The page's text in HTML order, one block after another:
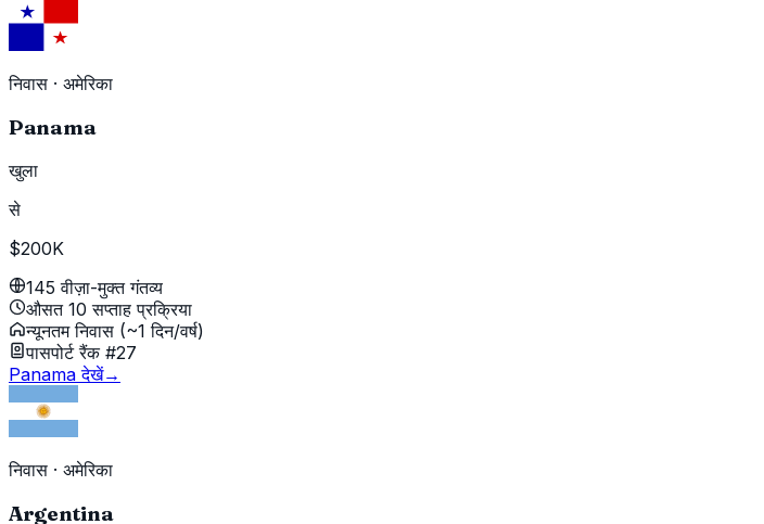
निवास · अमेरिका
Panama
खुला
से
$200K
145 वीज़ा-मुक्त गंतव्य
औसत 10 सप्ताह प्रक्रिया
न्यूनतम निवास (~1 दिन/वर्ष)
पासपोर्ट रैंक #27
Panama देखें→
निवास · अमेरिका
Argentina